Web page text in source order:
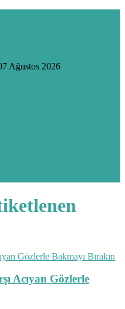
Ağustos 2026
Acıyan Gözlerle